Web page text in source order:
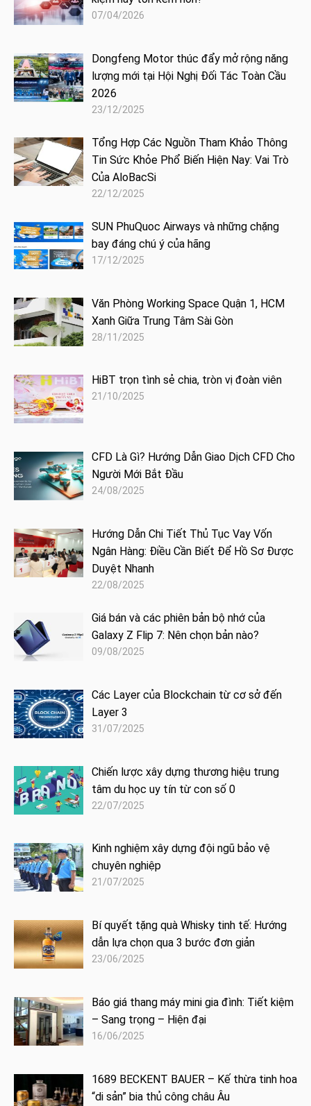
07/04/2026
Dongfeng Motor thúc đẩy mở rộng năng
lượng mới tại Hội Nghị Đối Tác Toàn Cầu
2026
23/12/2025
Tổng Hợp Các Nguồn Tham Khảo Thông
Tin Sức Khỏe Phổ Biến Hiện Nay: Vai Trò
Của AloBacSi
22/12/2025
SUN PhuQuoc Airways và những chặng
bay đáng chú ý của hãng
17/12/2025
Văn Phòng Working Space Quận 1, HCM
Xanh Giữa Trung Tâm Sài Gòn
28/11/2025
HiBT trọn tình sẻ chia, tròn vị đoàn viên
21/10/2025
CFD Là Gì? Hướng Dẫn Giao Dịch CFD Cho
Người Mới Bắt Đầu
24/08/2025
Hướng Dẫn Chi Tiết Thủ Tục Vay Vốn
Ngân Hàng: Điều Cần Biết Để Hồ Sơ Được
Duyệt Nhanh
22/08/2025
Giá bán và các phiên bản bộ nhớ của
Galaxy Z Flip 7: Nên chọn bản nào?
09/08/2025
Các Layer của Blockchain từ cơ sở đến
Layer 3
31/07/2025
Chiến lược xây dựng thương hiệu trung
tâm du học uy tín từ con số 0
22/07/2025
Kinh nghiệm xây dựng đội ngũ bảo vệ
chuyên nghiệp
21/07/2025
Bí quyết tặng quà Whisky tinh tế: Hướng
dẫn lựa chọn qua 3 bước đơn giản
23/06/2025
Báo giá thang máy mini gia đình: Tiết kiệm
– Sang trọng – Hiện đại
16/06/2025
1689 BECKENT BAUER – Kế thừa tinh hoa
“di sản” bia thủ công châu Âu